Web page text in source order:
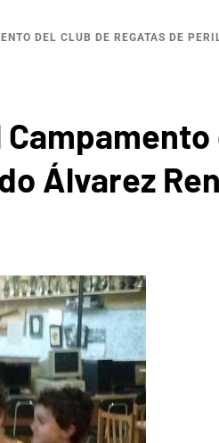
DEL CLUB DE REGATAS DE
Álvarez